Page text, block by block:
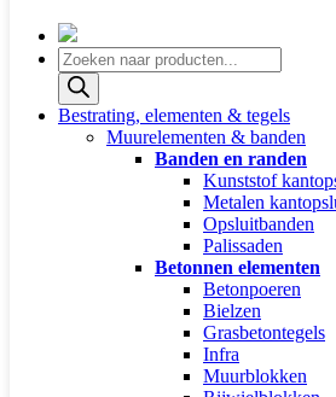
Producten
zoeken
Bestrating, elementen & tegels
Muurelementen & banden
Banden en randen
Kunststof
Metalen
Opsluitbanden
Palissaden
Betonnen elementen
Betonpoeren
Bielzen
Grasbetontegels
Infra
Muurblokken